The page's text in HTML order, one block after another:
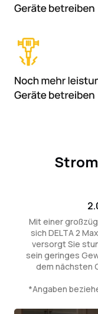
Mit einer
sich DELTA 2
versorgt Sie
sein geringes
dem nächsten
*Angaben